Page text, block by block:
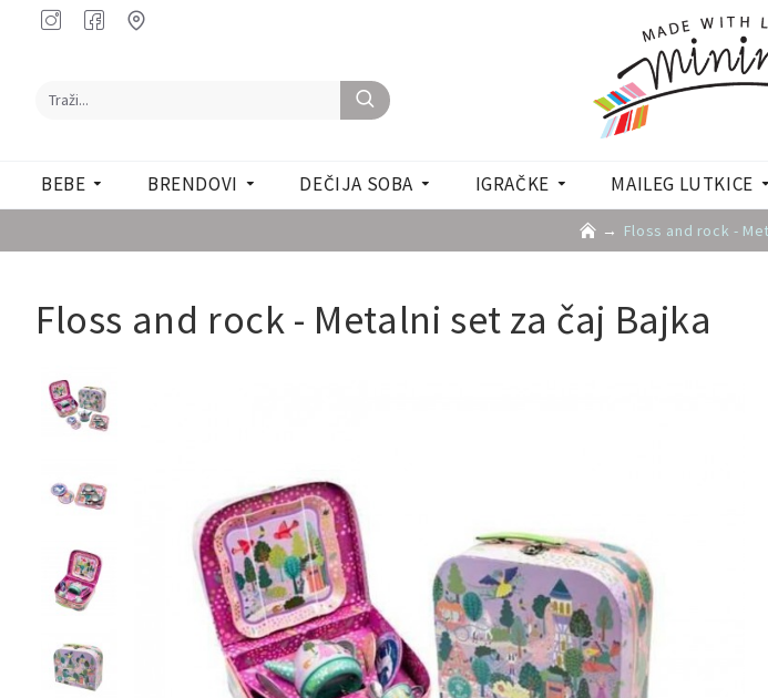
BEBE BRENDOVI DEČIJA SOBA IGRAČKE MAILEG LUTKICE
Floss and rock -
Floss and rock - Metalni set za čaj Bajka